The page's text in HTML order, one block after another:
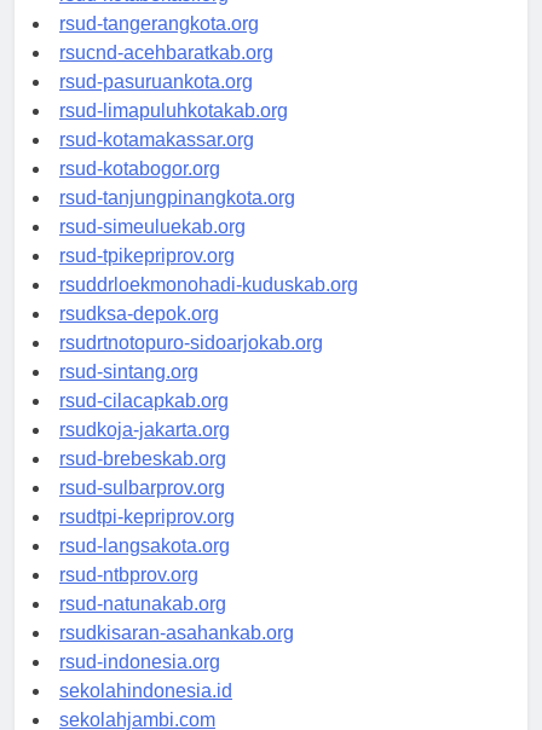
rsud-kotabekasi.org
rsud-tangerangkota.org
rsucnd-acehbaratkab.org
rsud-pasuruankota.org
rsud-limapuluhkotakab.org
rsud-kotamakassar.org
rsud-kotabogor.org
rsud-tanjungpinangkota.org
rsud-simeuluekab.org
rsud-tpikepriprov.org
rsuddrloekmonohadi-kuduskab.org
rsudksa-depok.org
rsudrtnotopuro-sidoarjokab.org
rsud-sintang.org
rsud-cilacapkab.org
rsudkoja-jakarta.org
rsud-brebeskab.org
rsud-sulbarprov.org
rsudtpi-kepriprov.org
rsud-langsakota.org
rsud-ntbprov.org
rsud-natunakab.org
rsudkisaran-asahankab.org
rsud-indonesia.org
sekolahindonesia.id